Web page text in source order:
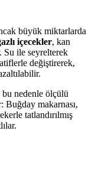
büyük miktarlarda
içecekler, kan
Su ile seyrelterek
değiştirerek,
bu nedenle ölçülü
Buğday makarnası,
tatlandırılmış